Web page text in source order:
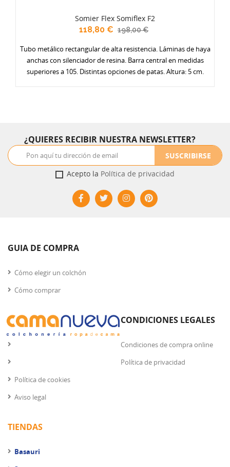
Somier Flex Somiflex F2
118,80 € 198,00 €
Tubo metálico rectangular de alta resistencia. Láminas de haya
anchas con silenciador de resina. Barra central en medidas
superiores a 105. Distintas opciones de patas. Altura: 5 cm.
¿QUIERES RECIBIR NUESTRA NEWSLETTER?
SUSCRIBIRSE
Acepto la Política de privacidad
GUIA DE COMPRA
Cómo elegir un colchón
Cómo comprar
CONDICIONES LEGALES
Condiciones de compra online
Política de privacidad
Política de cookies
Aviso legal
TIENDAS
Basauri